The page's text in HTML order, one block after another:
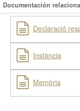
Documentación
Declaració
Instància
Memòria